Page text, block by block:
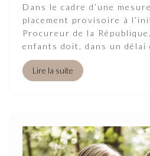
Dans le cadre d’une
placement provisoire à
Procureur de la
enfants doit, dans un délai
Lire la suite